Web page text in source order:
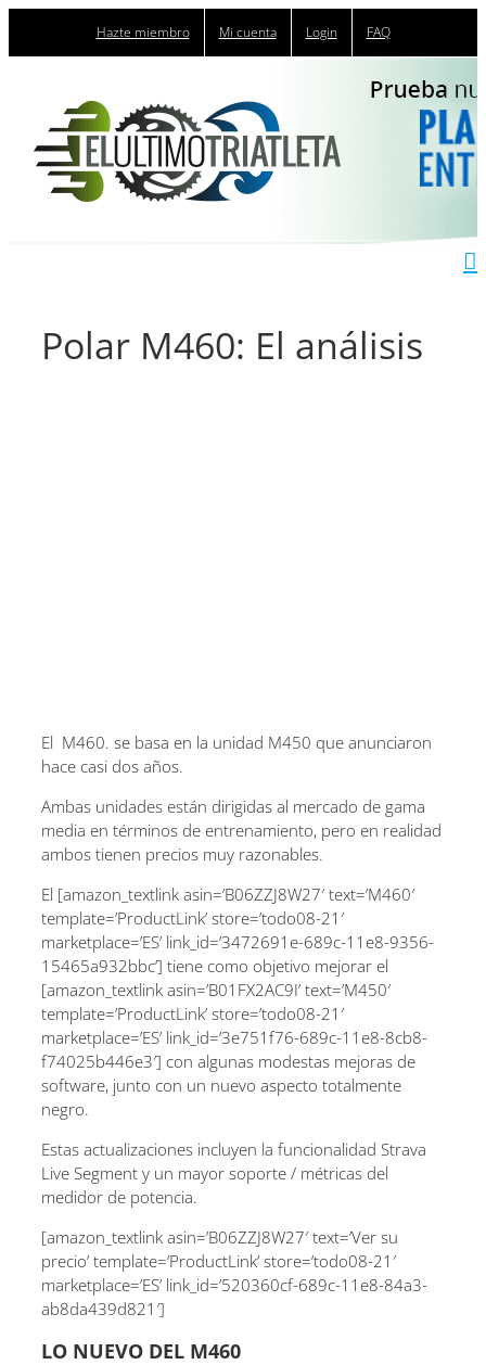
Hazte miembro Mi cuenta Login FAQ
Polar M460: El análisis
El M460. se basa en la unidad M450 que anunciaron
hace casi dos años.
Ambas unidades están dirigidas al mercado de gama
media en términos de entrenamiento, pero en realidad
ambos tienen precios muy razonables.
El [amazon_textlink asin=’B06ZZJ8W27′ text=’M460′
template=’ProductLink’ store=’todo08-21′
marketplace=’ES’ link_id=’3472691e-689c-11e8-9356-
15465a932bbc’] tiene como objetivo mejorar el
[amazon_textlink asin=’B01FX2AC9I’ text=’M450′
template=’ProductLink’ store=’todo08-21′
marketplace=’ES’ link_id=’3e751f76-689c-11e8-8cb8-
f74025b446e3′] con algunas modestas mejoras de
software, junto con un nuevo aspecto totalmente
negro.
Estas actualizaciones incluyen la funcionalidad Strava
Live Segment y un mayor soporte / métricas del
medidor de potencia.
[amazon_textlink asin=’B06ZZJ8W27′ text=’Ver su
precio’ template=’ProductLink’ store=’todo08-21′
marketplace=’ES’ link_id=’520360cf-689c-11e8-84a3-
ab8da439d821′]
LO NUEVO DEL M460